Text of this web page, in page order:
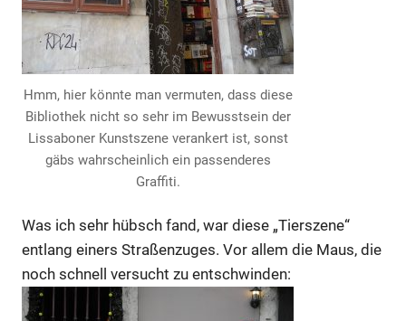
Hmm, hier könnte man vermuten, dass diese
Bibliothek nicht so sehr im Bewusstsein der
Lissaboner Kunstszene verankert ist, sonst
gäbs wahrscheinlich ein passenderes
Graffiti.
Was ich sehr hübsch fand, war diese „Tierszene“
entlang einers Straßenzuges. Vor allem die Maus, die
noch schnell versucht zu entschwinden: